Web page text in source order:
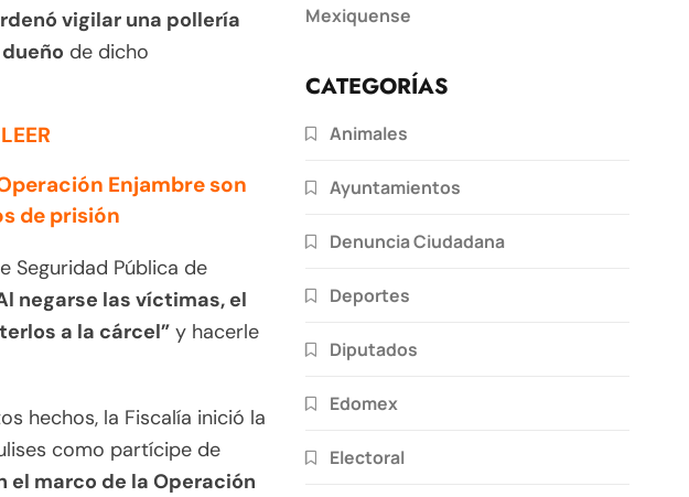
vigilar una pollería
dueño de dicho
Enjambre son
de prisión
Seguridad Pública de
negarse las víctimas, el
a la cárcel” y hacerle
hechos, la Fiscalía inició la
como partícipe de
el marco de la Operación
Mexiquense
CATEGORÍAS
Animales
Ayuntamientos
Denuncia Ciudadana
Deportes
Diputados
Edomex
Electoral